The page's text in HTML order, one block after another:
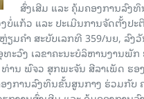
ສົ່ງເສີມ ແລະ ຄຸ້ມຄອງການລົງ
ແກ້ວ ແລະ ປະເມີນການຈັດຕັ້ງປ
ມຄຳ ສະບັບເລກທີ 359/ນຍ, ລົ
ະວົງ ເລຂາຄະນະບໍລິຫານງານພັ
ານ ພົຈວ ສຸກພະຈັນ ສີລາເພັດ ຮ
ງການລົງທຶນຂັ້ນສູນກາງ ຮ່ວມກັ